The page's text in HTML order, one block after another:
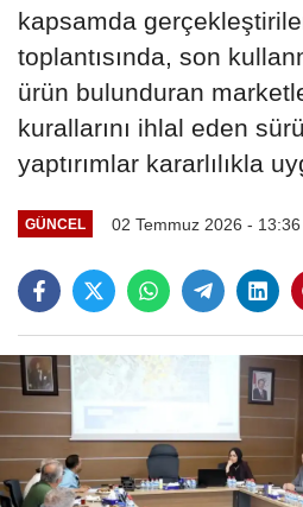
kapsamda
toplantısında, son
ürün bulunduran
kurallarını ihlal eden
yaptırımlar kararlılıkla
GÜNCEL 02 Temmuz 2026 - 13:36